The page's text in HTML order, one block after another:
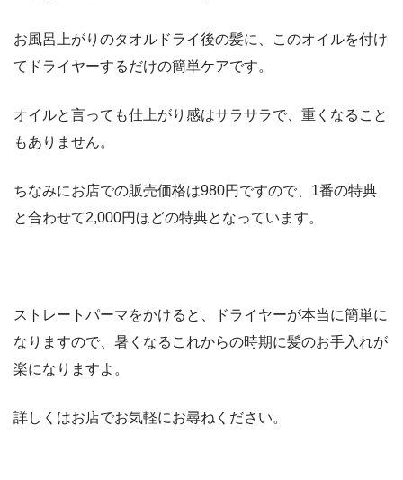
お風呂上がりのタオルドライ後の髪に、このオイルを付け
てドライヤーするだけの簡単ケアです。
オイルと言っても仕上がり感はサラサラで、重くなること
もありません。
ちなみにお店での販売価格は980円ですので、1番の特典
と合わせて2,000円ほどの特典となっています。
ストレートパーマをかけると、ドライヤーが本当に簡単に
なりますので、暑くなるこれからの時期に髪のお手入れが
楽になりますよ。
詳しくはお店でお気軽にお尋ねください。